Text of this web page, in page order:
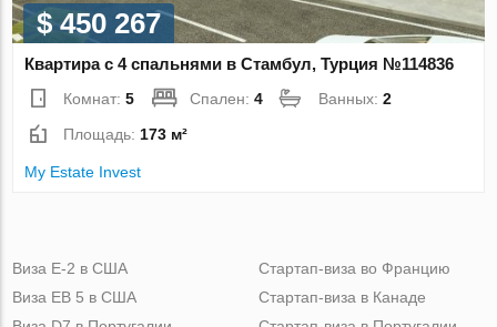
$ 450 267
Квартира с 4 спальнями в Стамбул, Турция №114836
Комнат:5 Спален:4 Ванных:2
Площадь: 173 м²
My Estate Invest
Виза Е-2 в США
Виза ЕВ 5 в США
Стартап-виза во Францию
Стартап-виза в Канаде